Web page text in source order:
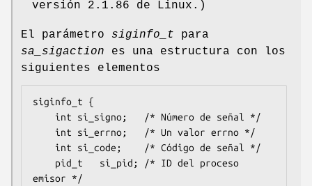
versión 2.1.86 de Linux.)
El parámetro siginfo_t para
sa_sigaction es una estructura con los
siguientes elementos
siginfo_t {
emisor */